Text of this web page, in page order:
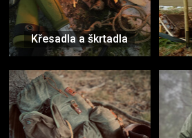
Křesadla a škrtadla